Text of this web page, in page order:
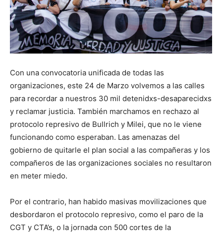
Con una convocatoria unificada de todas las
organizaciones, este 24 de Marzo volvemos a las calles
para recordar a nuestros 30 mil detenidxs-desaparecidxs
y reclamar justicia. También marchamos en rechazo al
protocolo represivo de Bullrich y Milei, que no le viene
funcionando como esperaban. Las amenazas del
gobierno de quitarle el plan social a las compañeras y los
compañeros de las organizaciones sociales no resultaron
en meter miedo.
Por el contrario, han habido masivas movilizaciones que
desbordaron el protocolo represivo, como el paro de la
CGT y CTA’s, o la jornada con 500 cortes de la